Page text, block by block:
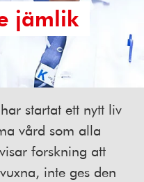
jämlik
startat ett nytt liv
vård som alla
forskning att
inte ges den